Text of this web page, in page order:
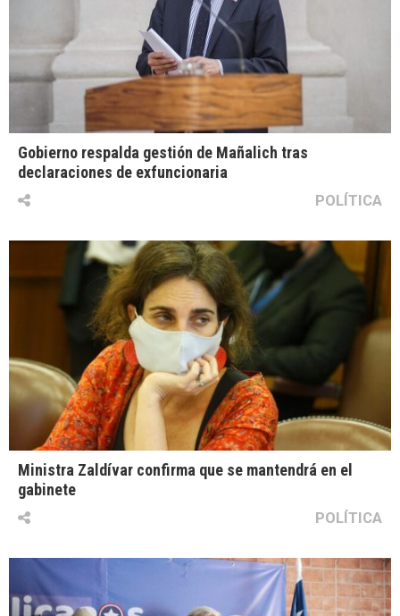
Gobierno respalda gestión de Mañalich tras
declaraciones de exfuncionaria
POLÍTICA
Ministra Zaldívar confirma que se mantendrá en el
gabinete
POLÍTICA